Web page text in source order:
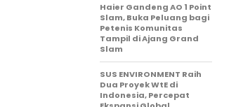
Haier Gandeng AO 1 Point
Slam, Buka Peluang bagi
Petenis Komunitas
Tampil di Ajang Grand
Slam
SUS ENVIRONMENT Raih
Dua Proyek WtE di
Indonesia, Percepat